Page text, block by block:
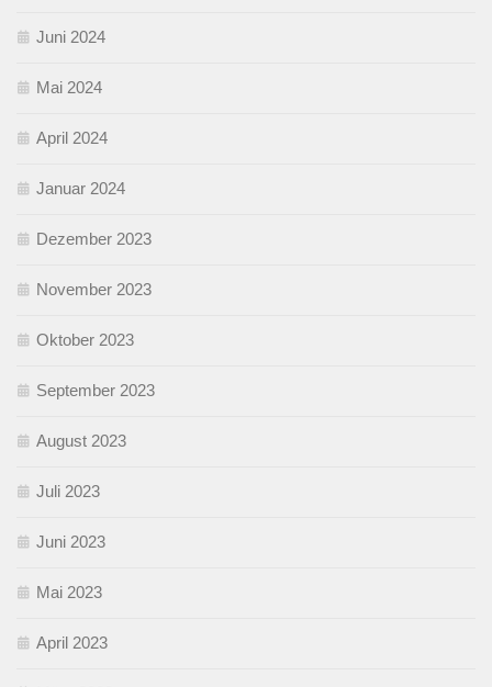
Juni 2024
Mai 2024
April 2024
Januar 2024
Dezember 2023
November 2023
Oktober 2023
September 2023
August 2023
Juli 2023
Juni 2023
Mai 2023
April 2023